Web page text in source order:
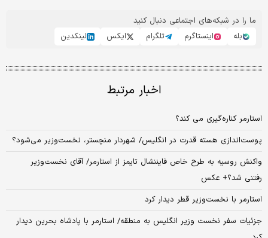
ما را در شبکه‌های اجتماعی دنبال کنید
بله
اینستاگرم تلگرام ایکس لینکدین
اخبار مرتبط
استارمر کناره‌گیری می کند؟
پوست‌اندازی هسته قدرت در انگلیس/ شهردار منچستر، نخست‌وزیر می‌شود؟
واکنش روسیه به طرح خاص فایننشال تایمز از استارمر/ آقای نخست‌وزیر
رفتنی شد؟+ عکس
استارمر با نخست‌وزیر قطر دیدار کرد
جزئیات سفر نخست وزیر انگلیس به منطقه/ استارمر با پادشاه بحرین دیدار